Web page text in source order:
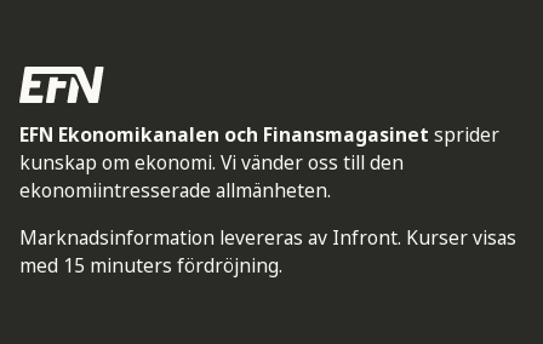
EFN Ekonomikanalen och Finansmagasinet sprider
kunskap om ekonomi. Vi vänder oss till den
ekonomiintresserade allmänheten.
Marknadsinformation levereras av Infront. Kurser visas
med 15 minuters fördröjning.